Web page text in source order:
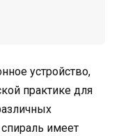
устройство,
практике для
имеет